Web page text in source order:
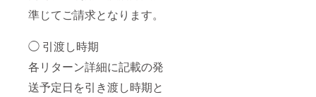
準じてご請求となります。
◯ 引渡し時期
各リターン詳細に記載の発
送予定日を引き渡し時期と